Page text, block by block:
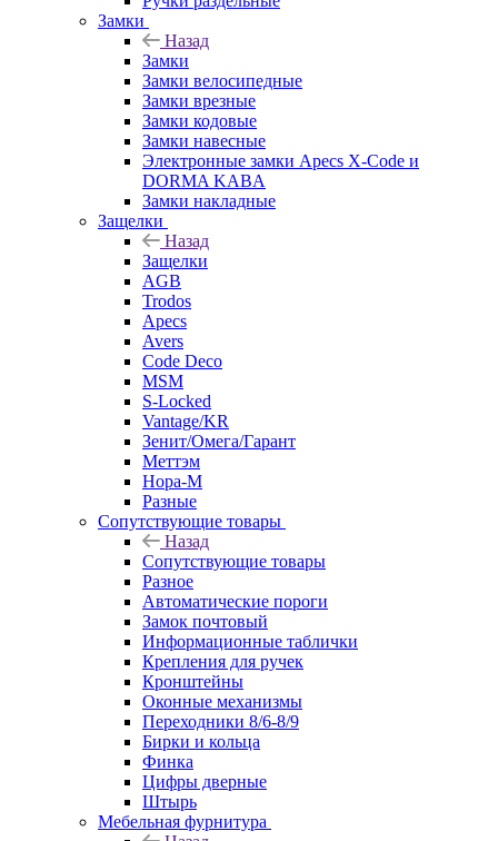
Замки
Назад
Замки
Замки велосипедные
Замки врезные
Замки кодовые
Замки навесные
Электронные замки Apecs X-Code и
DORMA KABA
Замки накладные
Защелки
Назад
Защелки
AGB
Trodos
Apecs
Avers
Code Deco
MSM
S-Locked
Vantage/KR
Зенит/Омега/Гарант
Меттэм
Нора-М
Разные
Сопутствующие товары
Назад
Сопутствующие товары
Разное
Автоматические пороги
Замок почтовый
Информационные таблички
Крепления для ручек
Кронштейны
Оконные механизмы
Переходники 8/6-8/9
Бирки и кольца
Финка
Цифры дверные
Штырь
Мебельная фурнитура